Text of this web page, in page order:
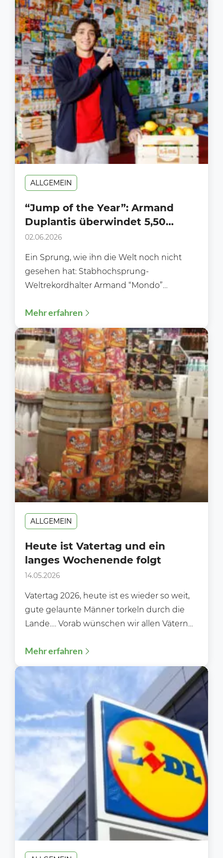
ALLGEMEIN
“Jump of the Year”: Armand
Duplantis überwindet 5,50
Meter hohe Wand aus Lidl-
02.06.2026
Ein Sprung, wie ihn die Welt noch nicht
gesehen hat: Stabhochsprung-
Weltrekordhalter Armand “Mondo”
außergewöhnliche Herausforderung
gemeistert und...
Mehr erfahren
ALLGEMEIN
Heute ist Vatertag und ein
langes Wochenende folgt
14.05.2026
Vatertag 2026, heute ist es wieder so weit,
gute gelaunte Männer torkeln durch die
Lande…. Vorab wünschen wir allen Vätern
Mehr erfahren